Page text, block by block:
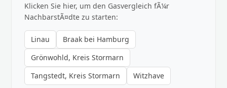
Klicken Sie hier, um den Gasvergleich fÃ¼r
NachbarstÃ¤dte zu starten:
Linau
Braak bei Hamburg
Grönwohld, Kreis Stormarn
Tangstedt, Kreis Stormarn
Witzhave